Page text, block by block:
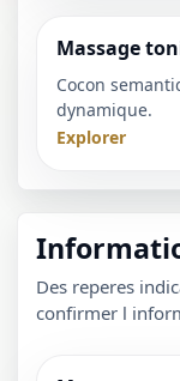
Massage
Cocon
dynamique.
Explorer
Des reperes
confirmer l